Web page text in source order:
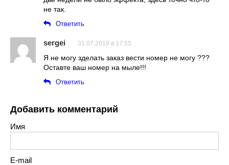
не так.
Ответить
sergei 31.07.2019 в 17:55
Я не могу зделать заказ вести номер не могу ???
Оставте ваш номер на мыле!!!
Ответить
Добавить комментарий
Имя
E-mail